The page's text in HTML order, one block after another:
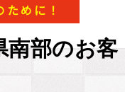
めに！
南部のお客